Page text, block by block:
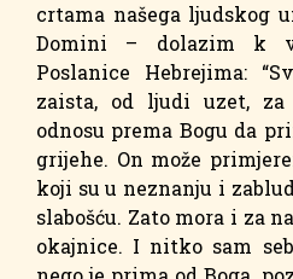
crtama našega ljudskog
Domini – dolazim k
Poslanice Hebrejima:
zaista, od ljudi uzet,
odnosu prema Bogu da
grijehe. On može
koji su u neznanju i
slabošću. Zato mora i za
okajnice. I nitko sam